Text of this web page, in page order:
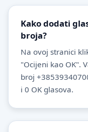
Kako dodati
broja?
Na ovoj stranici
"Ocijeni kao OK".
broj
i 0 OK glasova.